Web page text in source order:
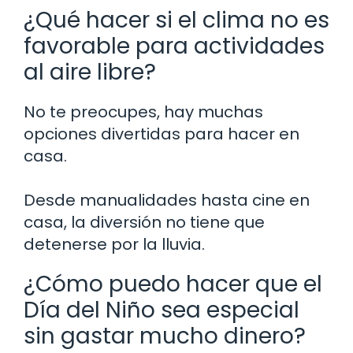
¿Qué hacer si el clima no es
favorable para actividades
al aire libre?
No te preocupes, hay muchas
opciones divertidas para hacer en
casa.
Desde manualidades hasta cine en
casa, la diversión no tiene que
detenerse por la lluvia.
¿Cómo puedo hacer que el
Día del Niño sea especial
sin gastar mucho dinero?